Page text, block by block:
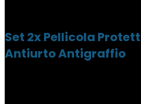
Set 2x Pellicola
Antiurto Antigraffio